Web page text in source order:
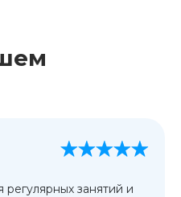
регулярных занятий и